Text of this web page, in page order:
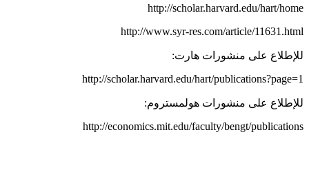
http://scholar.harvard.edu/hart/home
http://www.syr-res.com/article/11631.html
للإطلاع على منشورات هارت:
http://scholar.harvard.edu/hart/publications?page=1
للإطلاع على منشورات هولمستروم:
http://economics.mit.edu/faculty/bengt/publications